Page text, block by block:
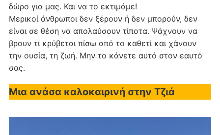
δώρο για μας. Και να το εκτιμάμε!
Μερικοί άνθρωποι δεν ξέρουν ή δεν μπορούν, δεν
είναι σε θέση να απολαύσουν τίποτα. Ψάχνουν να
βρουν τι κρύβεται πίσω από το καθετί και χάνουν
την ουσία, τη ζωή. Μην το κάνετε αυτό στον εαυτό
σας.
Μια ανάσα καλοκαιρινή στην Τζιά